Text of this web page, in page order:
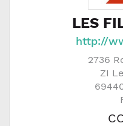
LES
http://
2736
ZI